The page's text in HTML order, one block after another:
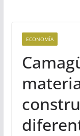
ECONOMÍA